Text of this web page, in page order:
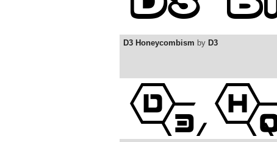
D3 Honeycombism by D3